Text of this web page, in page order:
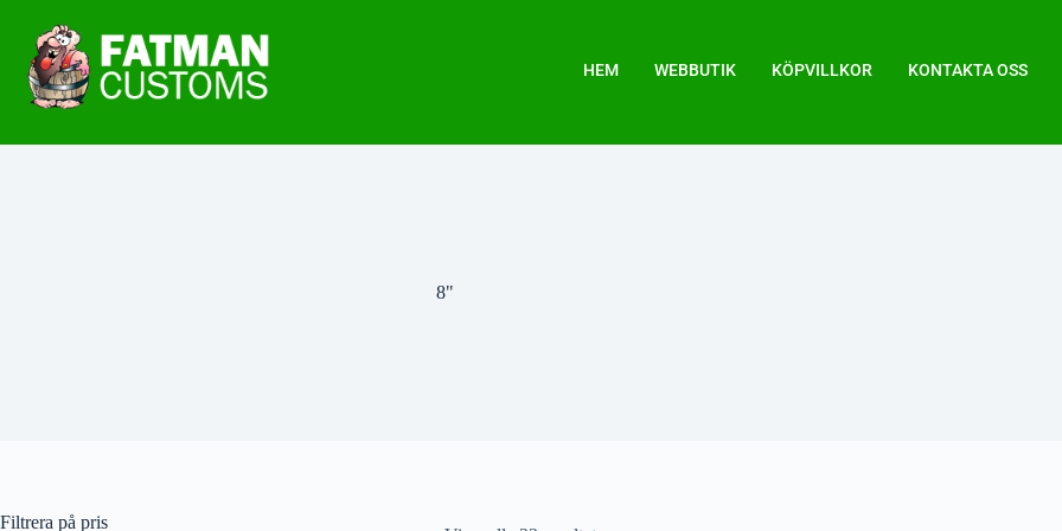
HEM WEBBUTIK KÖPVILLKOR KONTAKTA OSS
8"
Filtrera på pris